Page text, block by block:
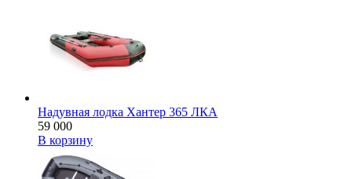
Надувная лодка Хантер 365 ЛКА
59 000
В корзину